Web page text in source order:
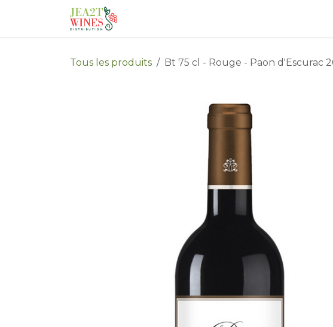
Se rendre au contenu
Tous les produits Bt 75 cl - Rouge - Paon d'Escurac